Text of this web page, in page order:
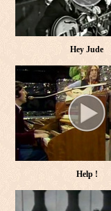
Hey Jude
Help !